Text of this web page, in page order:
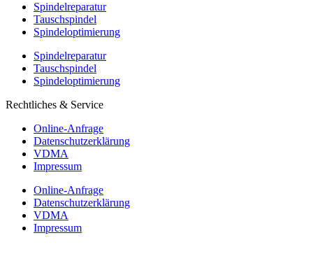
Spindelreparatur
Tauschspindel
Spindeloptimierung
Spindelreparatur
Tauschspindel
Spindeloptimierung
Rechtliches & Service
Online-Anfrage
Datenschutzerklärung
VDMA
Impressum
Online-Anfrage
Datenschutzerklärung
VDMA
Impressum